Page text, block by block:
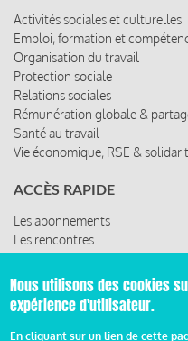
Activités sociales et culturelles
Emploi, formation et
Organisation du travail
Protection sociale
Relations sociales
Rémunération globale &
Santé au travail
Vie économique, RSE &
ACCÈS RAPIDE
Les abonnements
Les rencontres
Les ressources
© 2019 Miroir
Nous utilisons des cookies
expérience d'utilisateur.
En cliquant sur un lien de cette